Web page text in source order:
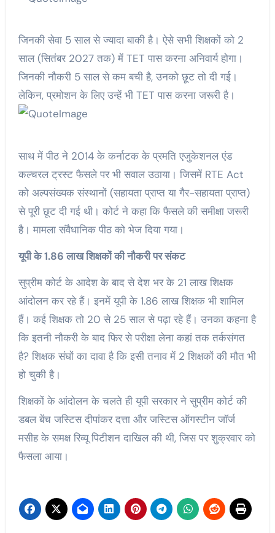
जिनकी सेवा 5 साल से ज्यादा बाकी है। ऐसे सभी शिक्षकों को 2
साल (सितंबर 2027 तक) में TET पास करना अनिवार्य होगा।
जिनकी नौकरी 5 साल से कम बची है, उनको छूट तो दी गई।
लेकिन, प्रमोशन के लिए उन्हें भी TET पास करना जरूरी है।
साथ में पीठ ने 2014 के कर्नाटक के प्रमति एजुकेशनल एंड
कल्चरल ट्रस्ट फैसले पर भी सवाल उठाया। जिसमें RTE Act
को अल्पसंख्यक संस्थानों (सहायता प्राप्त या गैर-सहायता प्राप्त)
से पूरी छूट दी गई थी। कोर्ट ने कहा कि फैसले की समीक्षा जरूरी
है। मामला संवैधानिक पीठ को भेज दिया गया।
यूपी के 1.86 लाख शिक्षकों की नौकरी पर संकट
सुप्रीम कोर्ट के आदेश के बाद से देश भर के 21 लाख शिक्षक
आंदोलन कर रहे हैं। इनमें यूपी के 1.86 लाख शिक्षक भी शामिल
हैं। कई शिक्षक तो 20 से 25 साल से पढ़ा रहे हैं। उनका कहना है
कि इतनी नौकरी के बाद फिर से परीक्षा लेना कहां तक तर्कसंगत
है? शिक्षक संघों का दावा है कि इसी तनाव में 2 शिक्षकों की मौत भी
हो चुकी है।
शिक्षकों के आंदोलन के चलते ही यूपी सरकार ने सुप्रीम कोर्ट की
डबल बेंच जस्टिस दीपांकर दत्ता और जस्टिस ऑगस्टीन जॉर्ज
मसीह के समक्ष रिव्यू पिटीशन दाखिल की थी, जिस पर शुक्रवार को
फैसला आया।